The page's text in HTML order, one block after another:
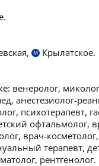
М
Крылатское.
венеролог,
анестезиолог-
психотерапевт,
офтальмолог,
врач-
терапевт,
рентгенолог.